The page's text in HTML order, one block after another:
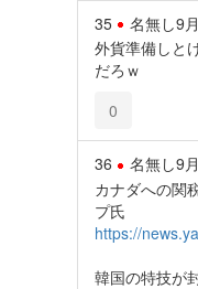
35 名無し9
外貨準備しと
だろｗ
0
36 名無し9
カナダへの関
プ氏
https://
韓国の特技が